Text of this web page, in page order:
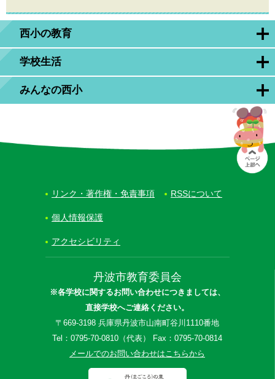
西小の教育
学校生活
みんなの西小
丹波市教育委員会
※各学校に関するお問い合わせにつきましては、
直接学校へご連絡ください。
〒669-3198 兵庫県丹波市山南町谷川1110番地
Tel：0795-70-0810（代表） Fax：0795-70-0814
メールでのお問い合わせはこちらから
リンク・著作権・免責事項 RSSについて
個人情報保護
アクセシビリティ